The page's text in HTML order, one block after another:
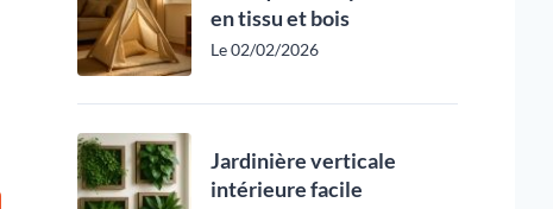
en tissu et bois
Le 02/02/2026
Jardinière verticale
intérieure facile